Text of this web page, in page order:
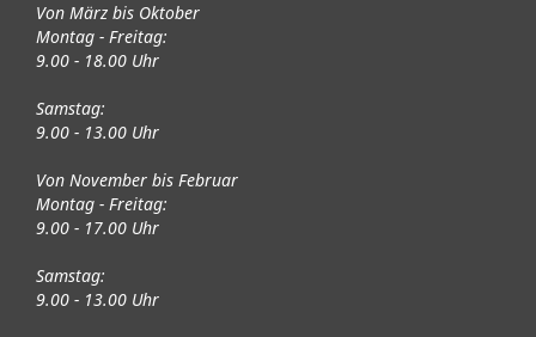
Von März bis Oktober
Montag - Freitag:
9.00 - 18.00 Uhr
Samstag:
9.00 - 13.00 Uhr
Von November bis Februar
Montag - Freitag:
9.00 - 17.00 Uhr
Samstag:
9.00 - 13.00 Uhr